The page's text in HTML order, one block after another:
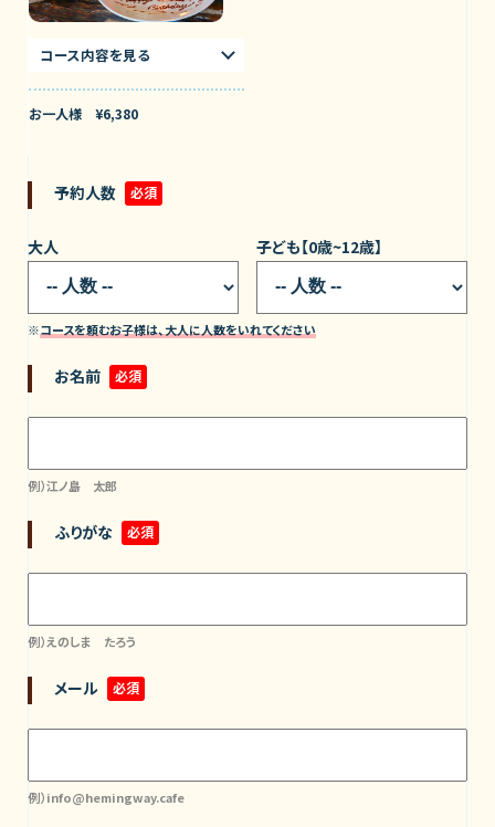
コース内容を見る
お一人様 ¥6,380
予約人数 必須
大人 子ども【0歳~12歳】
※コースを頼むお子様は、大人に人数をいれてください
お名前 必須
例）江ノ島 太郎
ふりがな 必須
例）えのしま たろう
メール 必須
例）info@hemingway.cafe